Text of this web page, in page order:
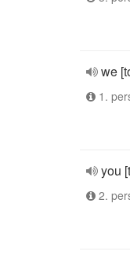
we
1.
you
2.